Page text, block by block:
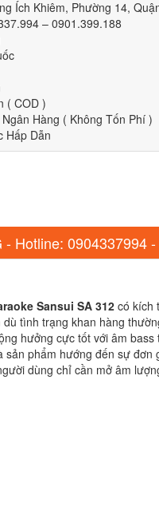
Ích Khiêm, Phường 14,
– 0901.399.188
( COD )
Hàng ( Không Tốn Phí )
Hấp Dẫn
- Hotline: 0904337994
Sansui SA 312 có kích
tình trạng khan hàng
hưởng cực tốt với âm
sản phẩm hướng đến sự đơn
dùng chỉ cần mở âm